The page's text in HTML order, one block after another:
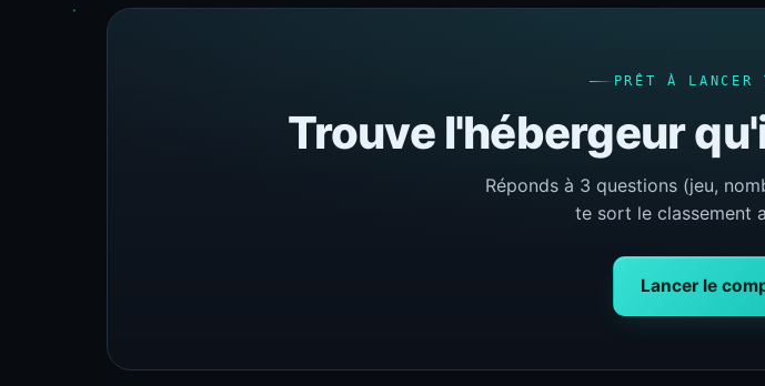
PRÊT À LANCER
Trouve l'hébergeur
Réponds à 3 questions (jeu,
te sort le classement
Lancer le